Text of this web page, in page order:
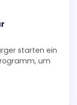
starten ein
um
und